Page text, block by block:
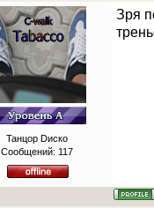
Танцор Dиско
Сообщений: 117
Зря